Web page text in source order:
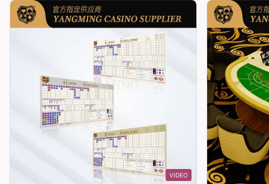
VIDEO